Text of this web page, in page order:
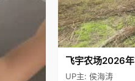
飞宇农场2026
UP主: 侯海涛